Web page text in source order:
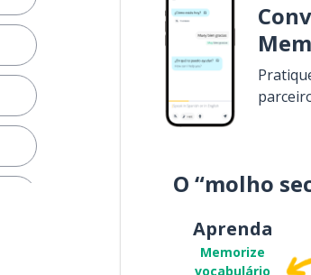
O “molho
Aprenda
Memorize
vocabulário